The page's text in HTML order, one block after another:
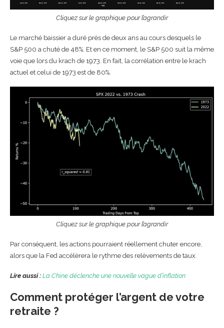
Cliquez sur le graphique pour l’agrandir
Le marché baissier a duré près de deux ans au cours desquels le
S&P 500 a chuté de 48%. Et en ce moment, le S&P 500 suit la même
voie que lors du krach de 1973. En fait, la corrélation entre le krach
actuel et celui de 1973 est de 80%.
Cliquez sur le graphique pour l’agrandir
Par conséquent, les actions pourraient réellement chuter encore,
alors que la Fed accélèrera le rythme des relèvements de taux.
Lire aussi : La Chine déclenche une nouvelle vague d’inflation
Comment protéger l’argent de votre
retraite ?